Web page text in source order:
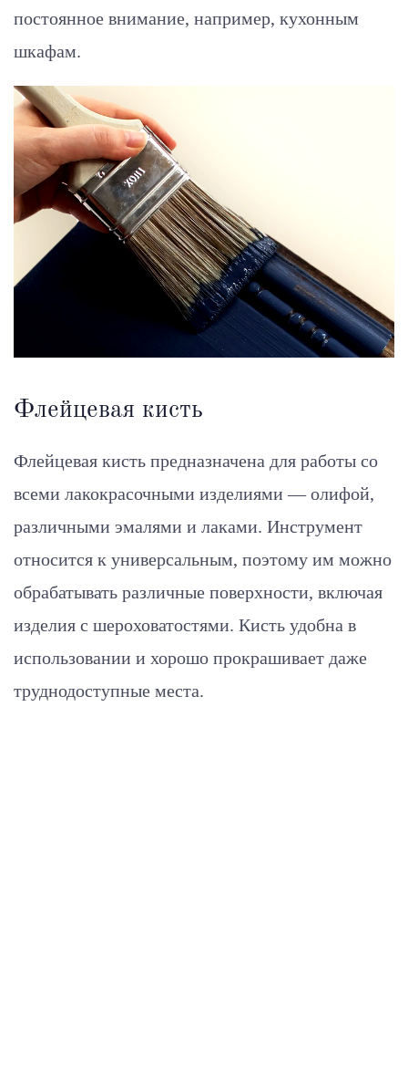
постоянное внимание, например, кухонным
шкафам.
Флейцевая кисть
Флейцевая кисть предназначена для работы со
всеми лакокрасочными изделиями — олифой,
различными эмалями и лаками. Инструмент
относится к универсальным, поэтому им можно
обрабатывать различные поверхности, включая
изделия с шероховатостями. Кисть удобна в
использовании и хорошо прокрашивает даже
труднодоступные места.